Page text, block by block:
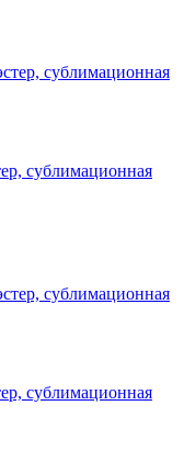
сублимационная
сублимационная